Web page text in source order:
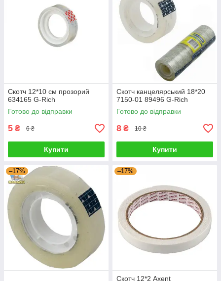
Скотч 12*10 см прозорий
634165 G-Rich
Готово до відправки
5 ₴ 6 ₴
Купити
Скотч канцелярський 18*20
7150-01 89496 G-Rich
Готово до відправки
8 ₴ 10 ₴
Купити
–17% –17%
Скотч 12*2 Axent